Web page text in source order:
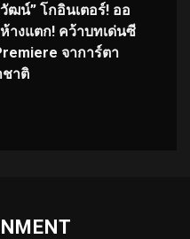
ฒน์” โกอินเตอร์! ออ
างแตก! คว้าบทเด่นซี
จาการ์ตา
ชาติ